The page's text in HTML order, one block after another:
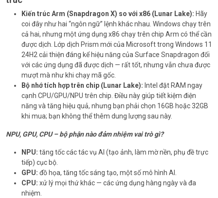
Kiến trúc Arm (Snapdragon X) so với x86 (Lunar Lake): Hãy
coi đây như hai “ngôn ngữ” lệnh khác nhau. Windows chạy trên
cả hai, nhưng một ứng dụng x86 chạy trên chip Arm có thể cần
được dịch. Lớp dịch Prism mới của Microsoft trong Windows 11
24H2 cải thiện đáng kể hiệu năng của Surface Snapdragon đối
với các ứng dụng đã được dịch — rất tốt, nhưng vẫn chưa được
mượt mà như khi chạy mã gốc.
Bộ nhớ tích hợp trên chip (Lunar Lake): Intel đặt RAM ngay
cạnh CPU/GPU/NPU trên chip. Điều này giúp tiết kiệm điện
năng và tăng hiệu quả, nhưng bạn phải chọn 16GB hoặc 32GB
khi mua; bạn không thể thêm dung lượng sau này.
NPU, GPU, CPU – bộ phận nào đảm nhiệm vai trò gì?
NPU: tăng tốc các tác vụ AI (tạo ảnh, làm mờ nền, phụ đề trực
tiếp) cục bộ.
GPU: đồ họa, tăng tốc sáng tạo, một số mô hình AI.
CPU: xử lý mọi thứ khác — các ứng dụng hàng ngày và đa
nhiệm.